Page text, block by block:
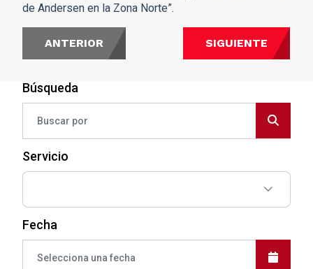
Búsqueda
Servicio
Fecha
de Andersen en la Zona Norte”.
ANTERIOR SIGUIENTE